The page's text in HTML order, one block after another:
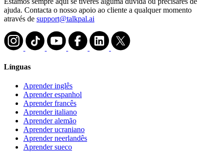
ajuda. Contacta o nosso apoio ao cliente a qualquer momento
através de support@talkpal.ai
Línguas
Aprender inglês
Aprender espanhol
Aprender francês
Aprender italiano
Aprender alemão
Aprender ucraniano
Aprender neerlandês
Aprender sueco